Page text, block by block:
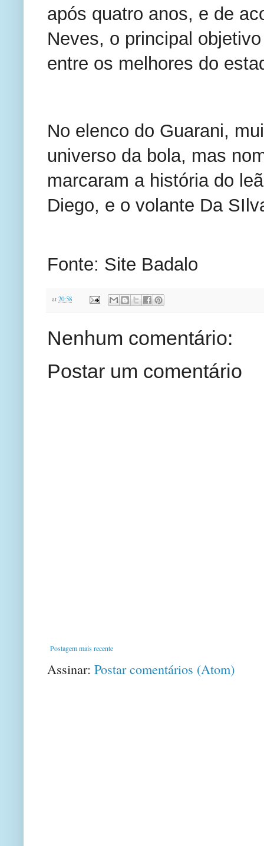
após quatro anos, e de
Neves, o principal
entre os melhores do
No elenco do Guarani,
universo da bola, mas
marcaram a história do
Diego, e o volante Da
Fonte: Site Badalo
at 20:58
Nenhum comentário:
Postar um comentário
Postagem mais recente
Assinar: Postar comentários (Atom)